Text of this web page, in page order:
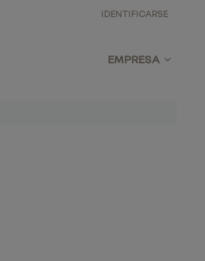
IDENTIFICARSE
EMPRESA